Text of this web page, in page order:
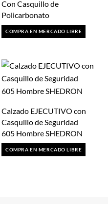
Con Casquillo de
Policarbonato
COMPRA EN MERCADO LIBRE
Calzado EJECUTIVO con
Casquillo de Seguridad
605 Hombre SHEDRON
COMPRA EN MERCADO LIBRE